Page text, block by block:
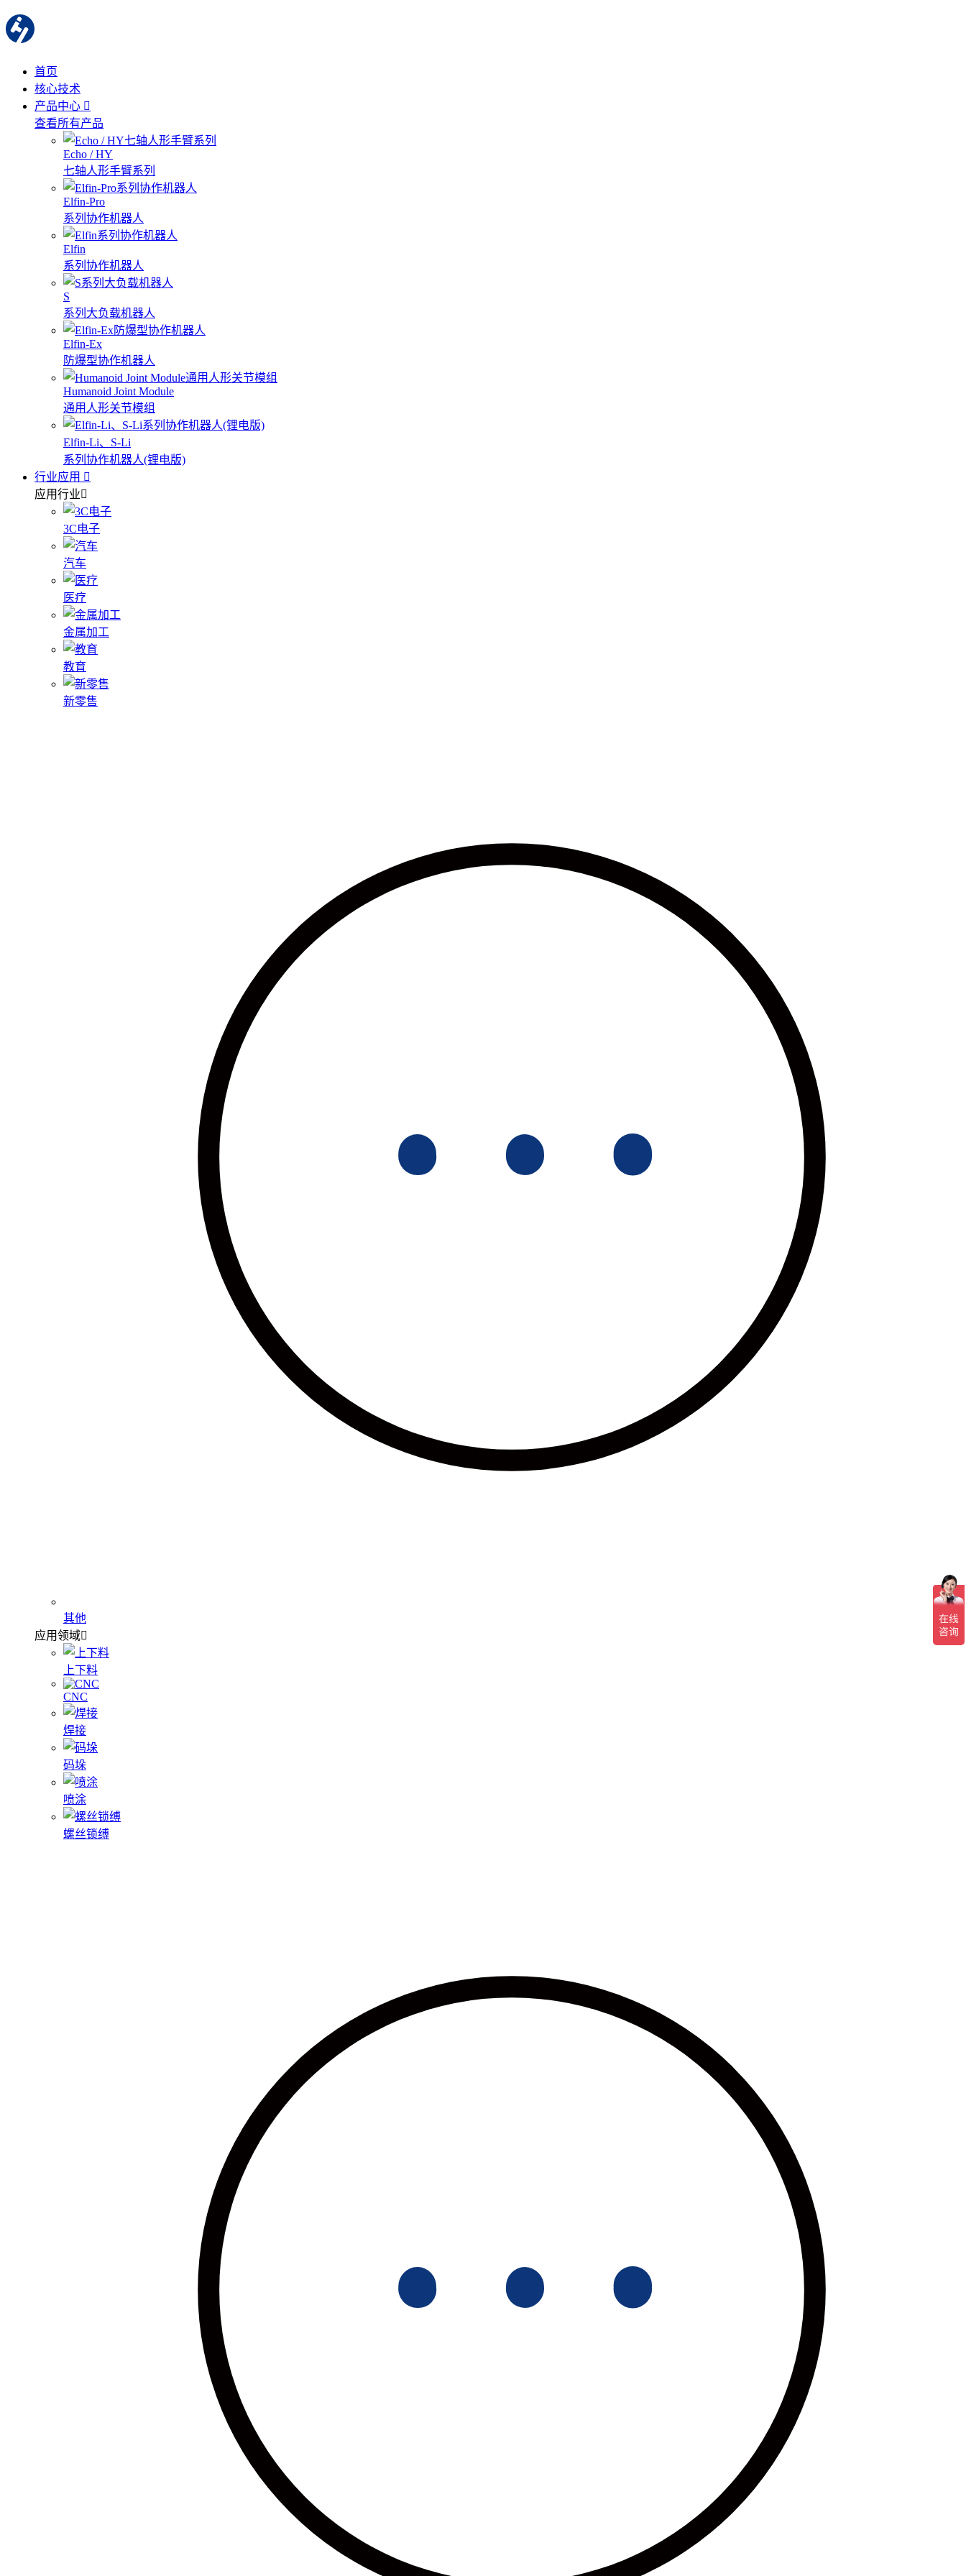
首页
核心技术
产品中心
查看所有产品
Echo / HY
七轴人形手臂系列
Elfin-Pro
系列协作机器人
Elfin
系列协作机器人
S
系列大负载机器人
Elfin-Ex
防爆型协作机器人
Humanoid Joint Module
通用人形关节模组
Elfin-Li、S-Li
系列协作机器人(锂电版)
行业应用
应用行业
3C电子
汽车
医疗
金属加工
教育
新零售
其他
应用领域
上下料
CNC
焊接
码垛
喷涂
螺丝锁缚